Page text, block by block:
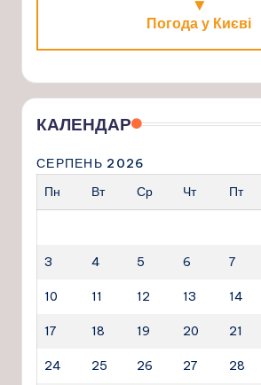
Погода у Києві
КАЛЕНДАР
СЕРПЕНЬ 2026
Пн
Вт Ср Чт Пт
3 4 5 6 7
10 11 12 13 14
17 18 19 20 21
24 25 26 27 28